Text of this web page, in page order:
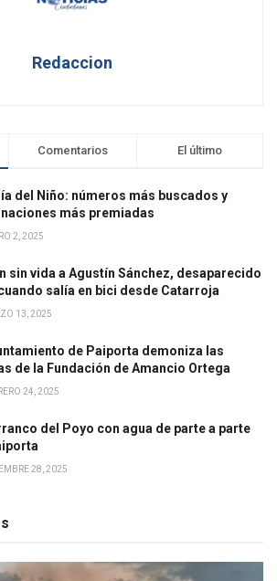
Redaccion
Comentarios El último
del Niño: números más buscados y
más premiadas
2, 2025
sin vida a Agustín Sánchez, desaparecido
salía en bici desde Catarroja
13, 2025
de Paiporta demoniza las
de la Fundación de Amancio Ortega
24, 2025
del Poyo con agua de parte a parte
28, 2025